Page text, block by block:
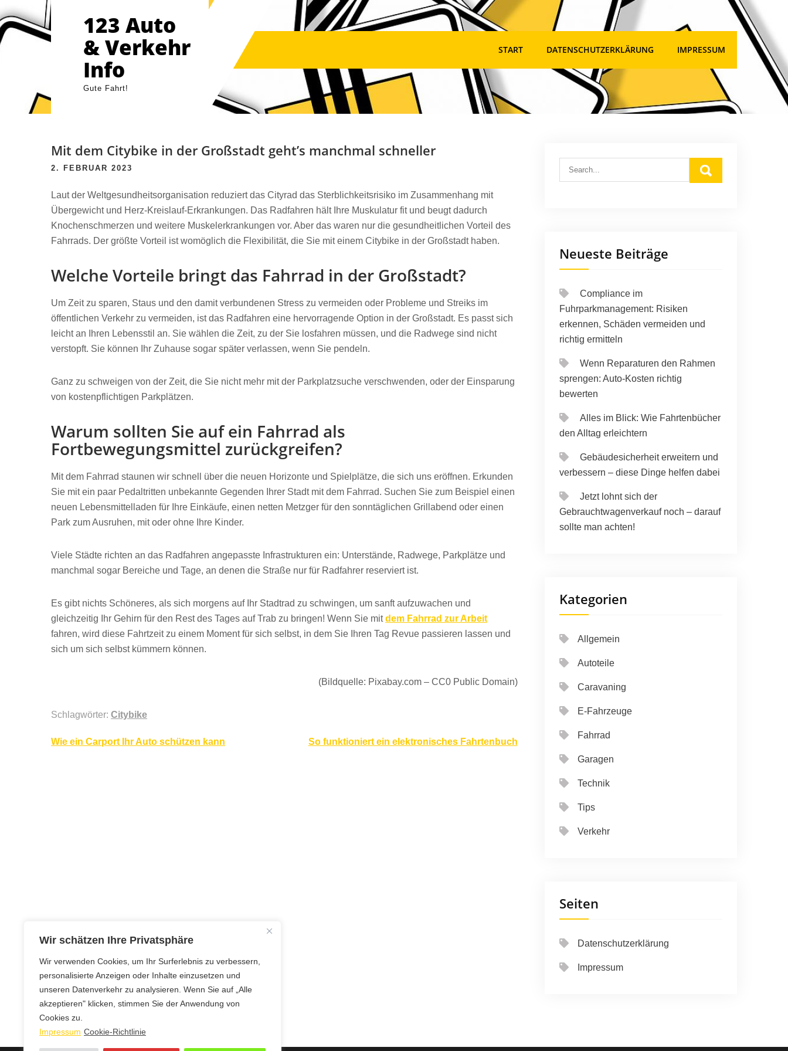
Wir schätzen Ihre Privatsphäre
Wir verwenden Cookies, um Ihr Surferlebnis zu verbessern,
personalisierte Anzeigen oder Inhalte einzusetzen und
unseren Datenverkehr zu analysieren. Wenn Sie auf „Alle
akzeptieren" klicken, stimmen Sie der Anwendung von
Cookies zu.
Impressum Cookie-Richtlinie
to
content
123 Auto
& Verkehr
Info
Gute Fahrt!
START DATENSCHUTZERKLÄRUNG IMPRESSUM
Mit dem Citybike in der Großstadt geht’s manchmal schneller
2. FEBRUAR 2023
Laut der Weltgesundheitsorganisation reduziert das Cityrad das Sterblichkeitsrisiko im Zusammenhang mit
Übergewicht und Herz-Kreislauf-Erkrankungen. Das Radfahren hält Ihre Muskulatur fit und beugt dadurch
Knochenschmerzen und weitere Muskelerkrankungen vor. Aber das waren nur die gesundheitlichen Vorteil des
Fahrrads. Der größte Vorteil ist womöglich die Flexibilität, die Sie mit einem Citybike in der Großstadt haben.
Welche Vorteile bringt das Fahrrad in der Großstadt?
Um Zeit zu sparen, Staus und den damit verbundenen Stress zu vermeiden oder Probleme und Streiks im
öffentlichen Verkehr zu vermeiden, ist das Radfahren eine hervorragende Option in der Großstadt. Es passt sich
leicht an Ihren Lebensstil an. Sie wählen die Zeit, zu der Sie losfahren müssen, und die Radwege sind nicht
verstopft. Sie können Ihr Zuhause sogar später verlassen, wenn Sie pendeln.
Ganz zu schweigen von der Zeit, die Sie nicht mehr mit der Parkplatzsuche verschwenden, oder der Einsparung
von kostenpflichtigen Parkplätzen.
Warum sollten Sie auf ein Fahrrad als
Fortbewegungsmittel zurückgreifen?
Mit dem Fahrrad staunen wir schnell über die neuen Horizonte und Spielplätze, die sich uns eröffnen. Erkunden
Sie mit ein paar Pedaltritten unbekannte Gegenden Ihrer Stadt mit dem Fahrrad. Suchen Sie zum Beispiel einen
neuen Lebensmittelladen für Ihre Einkäufe, einen netten Metzger für den sonntäglichen Grillabend oder einen
Park zum Ausruhen, mit oder ohne Ihre Kinder.
Viele Städte richten an das Radfahren angepasste Infrastrukturen ein: Unterstände, Radwege, Parkplätze und
manchmal sogar Bereiche und Tage, an denen die Straße nur für Radfahrer reserviert ist.
Es gibt nichts Schöneres, als sich morgens auf Ihr Stadtrad zu schwingen, um sanft aufzuwachen und
gleichzeitig Ihr Gehirn für den Rest des Tages auf Trab zu bringen! Wenn Sie mitdem Fahrrad zur Arbeit
fahren, wird diese Fahrtzeit zu einem Moment für sich selbst, in dem Sie Ihren Tag Revue passieren lassen und
sich um sich selbst kümmern können.
(Bildquelle: Pixabay.com – CC0 Public Domain)
Schlagwörter: Citybike
Beitragsnavigation
Wie ein Carport Ihr Auto schützen kann So funktioniert ein elektronisches Fahrtenbuch
Neueste Beiträge
Compliance im
Fuhrparkmanagement: Risiken
erkennen, Schäden vermeiden und
richtig ermitteln
Wenn Reparaturen den Rahmen
sprengen: Auto-Kosten richtig
bewerten
Alles im Blick: Wie Fahrtenbücher
den Alltag erleichtern
Gebäudesicherheit erweitern und
verbessern – diese Dinge helfen dabei
Jetzt lohnt sich der
Gebrauchtwagenverkauf noch – darauf
sollte man achten!
Kategorien
Allgemein
Autoteile
Caravaning
E-Fahrzeuge
Fahrrad
Garagen
Technik
Tips
Verkehr
Seiten
Datenschutzerklärung
Impressum